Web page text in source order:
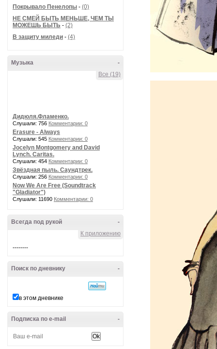
Покрывало Пенелопы - (0)
НЕ СМЕЙ БЫТЬ МЕНЬШЕ, ЧЕМ ТЫ
МОЖЕШЬ БЫТЬ - (2)
В защиту миледи - (4)
-
Музыка
Все (19)
Дидюля.Фламенко.
Слушали: 756 Комментарии: 0
Erasure - Always
Слушали: 545 Комментарии: 0
Jocelyn Montgomery and David
Lynch. Caritas.
Слушали: 454 Комментарии: 0
Звёздная пыль. Саундтрек.
Слушали: 256 Комментарии: 0
Now We Are Free (Soundtrack
"Gladiator")
Слушали: 11690 Комментарии: 0
-
Всегда под рукой
К приложению
--------
-
Поиск по дневнику
в этом дневнике
-
Подписка по e-mail